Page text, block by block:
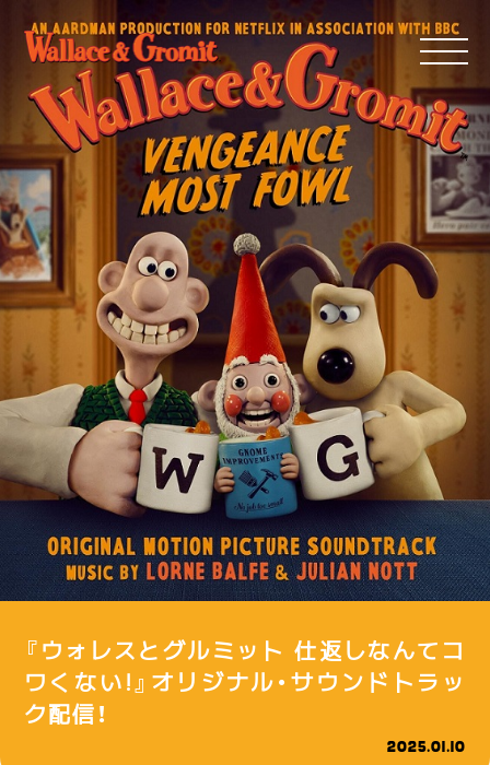
『ウォレスとグルミット 仕返しなんてコ
ワくない!』オリジナル・サウンドトラッ
ク配信！
2025.01.10